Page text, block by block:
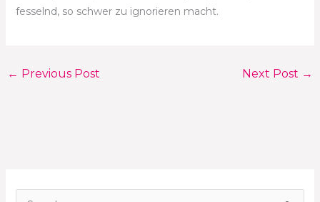
fesselnd, so schwer zu ignorieren macht.
← Previous Post Next Post →